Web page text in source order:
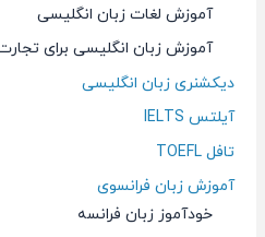
آموزش لغات زبان انگلیسی
آموزش زبان انگلیسی برای تجارت
دیکشنری زبان انگلیسی
آیلتس IELTS
تافل TOEFL
آموزش زبان فرانسوی
خودآموز زبان فرانسه